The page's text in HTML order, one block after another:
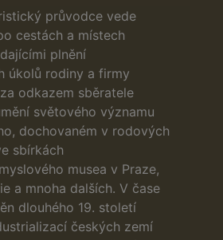
průvodce vede
cestách a místech
plnění
úkolů rodiny a firmy
odkazem sběratele
světového významu
dochovaném v rodových
sbírkách
musea v Praze,
a mnoha dalších. V čase
dlouhého 19. století
českých zemí